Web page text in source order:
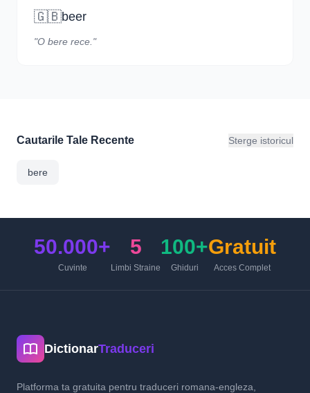
🇬🇧beer
"O bere rece."
Cautarile Tale Recente Sterge istoricul
bere
50.000+
Cuvinte
5
Limbi Straine
100+
Ghiduri
Gratuit
Acces Complet
DictionarTraduceri
Platforma ta gratuita pentru traduceri romana-engleza,